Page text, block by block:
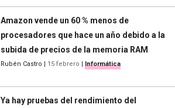
Amazon vende un 60 % menos de
procesadores que hace un año debido a la
subida de precios de la memoria RAM
Rubén Castro | 15 febrero | Informática
Ya hay pruebas del rendimiento del